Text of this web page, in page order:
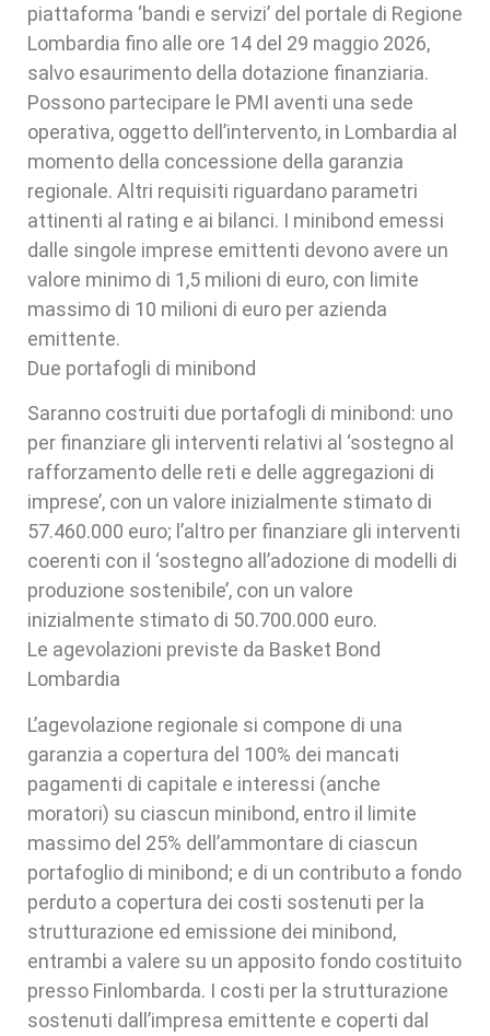
piattaforma ‘bandi e servizi’ del portale di Regione
Lombardia fino alle ore 14 del 29 maggio 2026,
salvo esaurimento della dotazione finanziaria.
Possono partecipare le PMI aventi una sede
operativa, oggetto dell’intervento, in Lombardia al
momento della concessione della garanzia
regionale. Altri requisiti riguardano parametri
attinenti al rating e ai bilanci. I minibond emessi
dalle singole imprese emittenti devono avere un
valore minimo di 1,5 milioni di euro, con limite
massimo di 10 milioni di euro per azienda
emittente.
Due portafogli di minibond
Saranno costruiti due portafogli di minibond: uno
per finanziare gli interventi relativi al ‘sostegno al
rafforzamento delle reti e delle aggregazioni di
imprese’, con un valore inizialmente stimato di
57.460.000 euro; l’altro per finanziare gli interventi
coerenti con il ‘sostegno all’adozione di modelli di
produzione sostenibile’, con un valore
inizialmente stimato di 50.700.000 euro.
Le agevolazioni previste da Basket Bond
Lombardia
L’agevolazione regionale si compone di una
garanzia a copertura del 100% dei mancati
pagamenti di capitale e interessi (anche
moratori) su ciascun minibond, entro il limite
massimo del 25% dell’ammontare di ciascun
portafoglio di minibond; e di un contributo a fondo
perduto a copertura dei costi sostenuti per la
strutturazione ed emissione dei minibond,
entrambi a valere su un apposito fondo costituito
presso Finlombarda. I costi per la strutturazione
sostenuti dall’impresa emittente e coperti dal